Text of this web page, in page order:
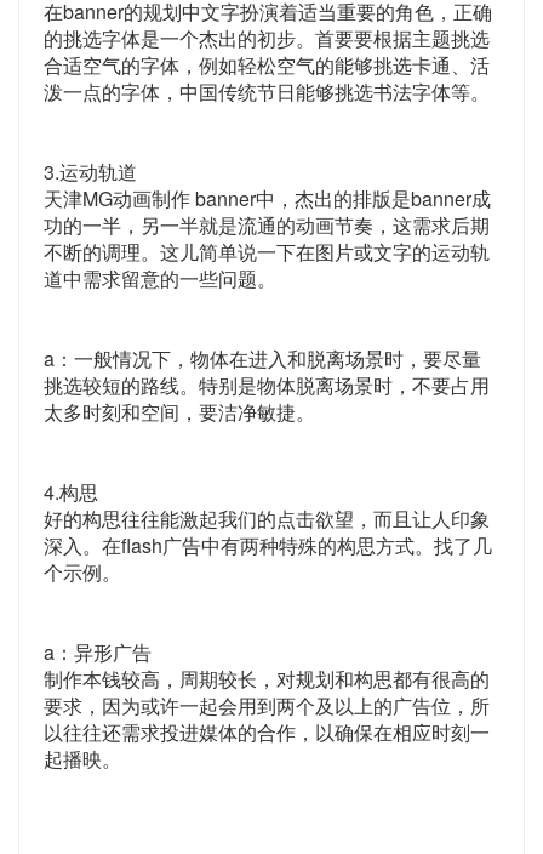
在banner的规划中文字扮演着适当重要的角色，正确
的挑选字体是一个杰出的初步。首要要根据主题挑选
合适空气的字体，例如轻松空气的能够挑选卡通、活
泼一点的字体，中国传统节日能够挑选书法字体等。
3.运动轨道
天津MG动画制作 banner中，杰出的排版是banner成
功的一半，另一半就是流通的动画节奏，这需求后期
不断的调理。这儿简单说一下在图片或文字的运动轨
道中需求留意的一些问题。
a：一般情况下，物体在进入和脱离场景时，要尽量
挑选较短的路线。特别是物体脱离场景时，不要占用
太多时刻和空间，要洁净敏捷。
4.构思
好的构思往往能激起我们的点击欲望，而且让人印象
深入。在flash广告中有两种特殊的构思方式。找了几
个示例。
a：异形广告
制作本钱较高，周期较长，对规划和构思都有很高的
要求，因为或许一起会用到两个及以上的广告位，所
以往往还需求投进媒体的合作，以确保在相应时刻一
起播映。